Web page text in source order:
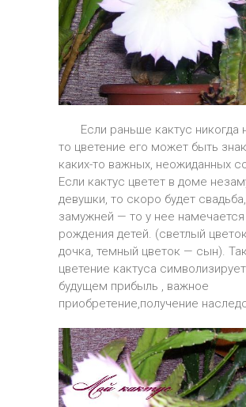
Если раньше кактус никогда
то цветение его может быть
каких-то важных, неожиданных
Если кактус цветет в доме
девушки, то скоро будет
замужней — то у нее намечается
рождения детей. (светлый
дочка, темный цветок — сын).
цветение кактуса
будущем прибыль , важное
приобретение,получение